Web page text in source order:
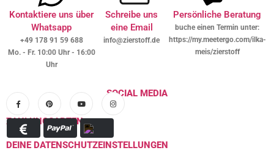
Kontaktiere uns über
Whatsapp
+49 178 91 59 688
Mo. - Fr. 10:00 Uhr - 16:00
Uhr
Schreibe uns
eine Email
info@zierstoff.de
Persönliche Beratung
buche einen Termin unter:
https://my.meetergo.com/ilka-
meis/zierstoff
SOCIAL MEDIA
ZAHLUNGSARTEN
DEINE DATENSCHUTZEINSTELLUNGEN